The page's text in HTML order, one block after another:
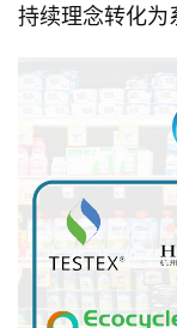
持续理念转化为